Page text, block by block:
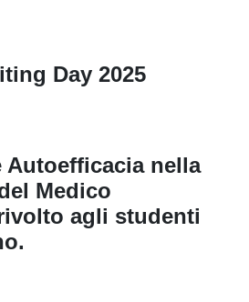
Day 2025
Autoefficacia nella
Medico
agli studenti